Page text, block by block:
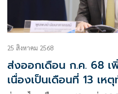
25 สิงหาคม 2568
ส่งออกเดือน ก.ค. 68 เ
เนื่องเป็นเดือนที่ 13 เหตุ